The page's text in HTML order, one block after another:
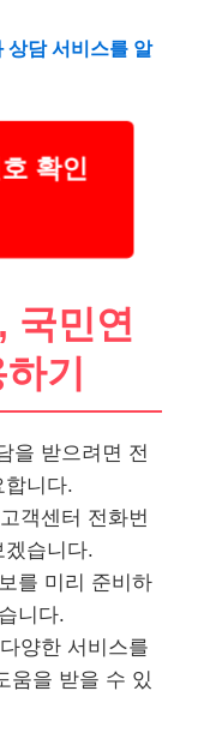
상담 서비스를 알
확인
국민연
기
을 받으려면 전
합니다.
객센터 전화번
습니다.
를 미리 준비하
니다.
양한 서비스를
움을 받을 수 있